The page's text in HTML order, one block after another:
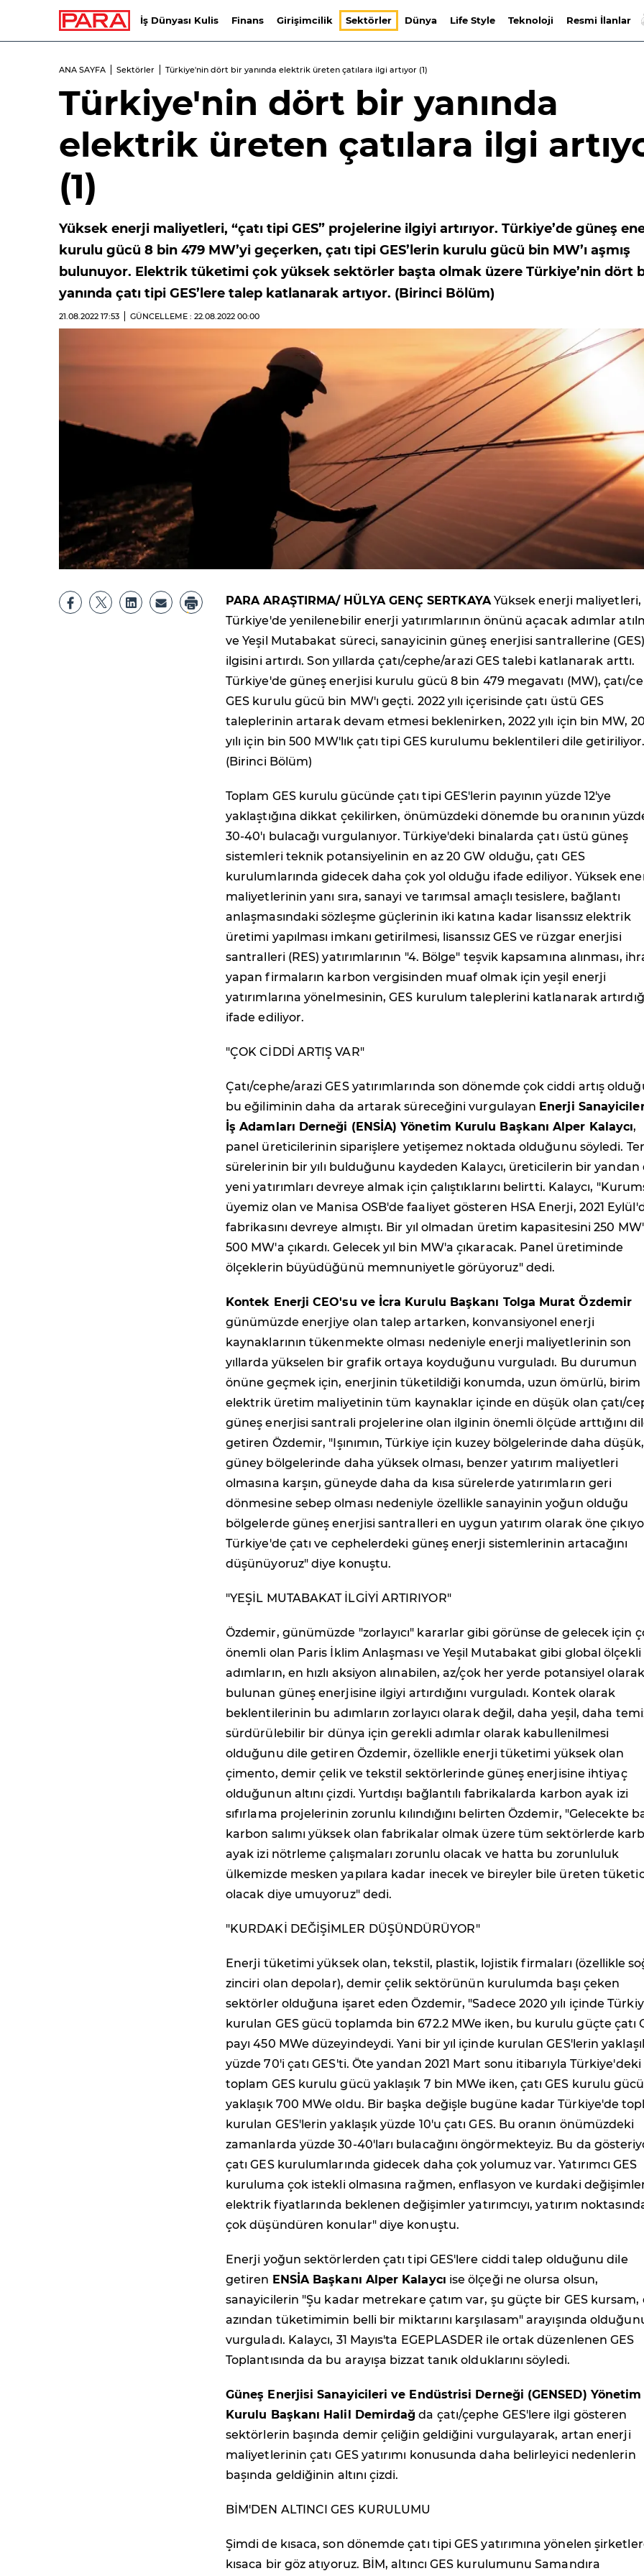
İş Dünyası Kulis Finans Girişimcilik Sektörler Dünya Life Style Teknoloji Resmi İlanlar
ANA SAYFA Sektörler Türkiye'nin dört bir yanında elektrik üreten çatılara ilgi artıyor (1)
Türkiye'nin dört bir yanında
elektrik üreten çatılara ilgi
(1)
Yüksek enerji maliyetleri, “çatı tipi GES” projelerine ilgiyi artırıyor. Türkiye’de güneş
kurulu gücü 8 bin 479 MW’yi geçerken, çatı tipi GES’lerin kurulu gücü bin MW’ı aşmış
bulunuyor. Elektrik tüketimi çok yüksek sektörler başta olmak üzere Türkiye’nin dört
yanında çatı tipi GES’lere talep katlanarak artıyor. (Birinci Bölüm)
21.08.2022 17:53 GÜNCELLEME : 22.08.2022 00:00
PARA ARAŞTIRMA/ HÜLYA GENÇ SERTKAYAYüksek enerji maliyetleri,
Türkiye'de yenilenebilir enerji yatırımlarının önünü açacak adımlar
ve Yeşil Mutabakat süreci, sanayicinin güneş enerjisi santrallerine (GES)
ilgisini artırdı. Son yıllarda çatı/cephe/arazi GES talebi katlanarak arttı.
Türkiye'de güneş enerjisi kurulu gücü 8 bin 479 megavatı (MW), çatı/
GES kurulu gücü bin MW'ı geçti. 2022 yılı içerisinde çatı üstü GES
taleplerinin artarak devam etmesi beklenirken, 2022 yılı için bin MW,
yılı için bin 500 MW'lık çatı tipi GES kurulumu beklentileri dile getiriliyor.
(Birinci Bölüm)
Toplam GES kurulu gücünde çatı tipi GES'lerin payının yüzde 12'ye
yaklaştığına dikkat çekilirken, önümüzdeki dönemde bu oranının
30-40'ı bulacağı vurgulanıyor. Türkiye'deki binalarda çatı üstü güneş
sistemleri teknik potansiyelinin en az 20 GW olduğu, çatı GES
kurulumlarında gidecek daha çok yol olduğu ifade ediliyor. Yüksek
maliyetlerinin yanı sıra, sanayi ve tarımsal amaçlı tesislere, bağlantı
anlaşmasındaki sözleşme güçlerinin iki katına kadar lisanssız elektrik
üretimi yapılması imkanı getirilmesi, lisanssız GES ve rüzgar enerjisi
santralleri (RES) yatırımlarının "4. Bölge" teşvik kapsamına alınması,
yapan firmaların karbon vergisinden muaf olmak için yeşil enerji
yatırımlarına yönelmesinin, GES kurulum taleplerini katlanarak
ifade ediliyor.
"ÇOK CİDDİ ARTIŞ VAR"
Çatı/cephe/arazi GES yatırımlarında son dönemde çok ciddi artış
bu eğiliminin daha da artarak süreceğini vurgulayan Enerji
İş Adamları Derneği (ENSİA) Yönetim Kurulu Başkanı Alper Kalaycı,
panel üreticilerinin siparişlere yetişemez noktada olduğunu söyledi.
sürelerinin bir yılı bulduğunu kaydeden Kalaycı, üreticilerin bir yandan
yeni yatırımları devreye almak için çalıştıklarını belirtti. Kalaycı,
üyemiz olan ve Manisa OSB'de faaliyet gösteren HSA Enerji, 2021
fabrikasını devreye almıştı. Bir yıl olmadan üretim kapasitesini 250
500 MW'a çıkardı. Gelecek yıl bin MW'a çıkaracak. Panel üretiminde
ölçeklerin büyüdüğünü memnuniyetle görüyoruz" dedi.
Kontek Enerji CEO'su ve İcra Kurulu Başkanı Tolga Murat Özdemir
günümüzde enerjiye olan talep artarken, konvansiyonel enerji
kaynaklarının tükenmekte olması nedeniyle enerji maliyetlerinin son
yıllarda yükselen bir grafik ortaya koyduğunu vurguladı. Bu durumun
önüne geçmek için, enerjinin tüketildiği konumda, uzun ömürlü, birim
elektrik üretim maliyetinin tüm kaynaklar içinde en düşük olan çatı/
güneş enerjisi santrali projelerine olan ilginin önemli ölçüde arttığını
getiren Özdemir, "Işınımın, Türkiye için kuzey bölgelerinde daha düşük,
güney bölgelerinde daha yüksek olması, benzer yatırım maliyetleri
olmasına karşın, güneyde daha da kısa sürelerde yatırımların geri
dönmesine sebep olması nedeniyle özellikle sanayinin yoğun olduğu
bölgelerde güneş enerjisi santralleri en uygun yatırım olarak öne
Türkiye'de çatı ve cephelerdeki güneş enerji sistemlerinin artacağını
düşünüyoruz" diye konuştu.
"YEŞİL MUTABAKAT İLGİYİ ARTIRIYOR"
Özdemir, günümüzde "zorlayıcı" kararlar gibi görünse de gelecek için
önemli olan Paris İklim Anlaşması ve Yeşil Mutabakat gibi global ölçekli
adımların, en hızlı aksiyon alınabilen, az/çok her yerde potansiyel olarak
bulunan güneş enerjisine ilgiyi artırdığını vurguladı. Kontek olarak
beklentilerinin bu adımların zorlayıcı olarak değil, daha yeşil, daha
sürdürülebilir bir dünya için gerekli adımlar olarak kabullenilmesi
olduğunu dile getiren Özdemir, özellikle enerji tüketimi yüksek olan
çimento, demir çelik ve tekstil sektörlerinde güneş enerjisine ihtiyaç
olduğunun altını çizdi. Yurtdışı bağlantılı fabrikalarda karbon ayak izi
sıfırlama projelerinin zorunlu kılındığını belirten Özdemir, "Gelecekte
karbon salımı yüksek olan fabrikalar olmak üzere tüm sektörlerde
ayak izi nötrleme çalışmaları zorunlu olacak ve hatta bu zorunluluk
ülkemizde mesken yapılara kadar inecek ve bireyler bile üreten
olacak diye umuyoruz" dedi.
"KURDAKİ DEĞİŞİMLER DÜŞÜNDÜRÜYOR"
Enerji tüketimi yüksek olan, tekstil, plastik, lojistik firmaları (özellikle
zinciri olan depolar), demir çelik sektörünün kurulumda başı çeken
sektörler olduğuna işaret eden Özdemir, "Sadece 2020 yılı içinde
kurulan GES gücü toplamda bin 672.2 MWe iken, bu kurulu güçte çatı
payı 450 MWe düzeyindeydi. Yani bir yıl içinde kurulan GES'lerin
yüzde 70'i çatı GES'ti. Öte yandan 2021 Mart sonu itibarıyla Türkiye'deki
toplam GES kurulu gücü yaklaşık 7 bin MWe iken, çatı GES kurulu gücü
yaklaşık 700 MWe oldu. Bir başka değişle bugüne kadar Türkiye'de
kurulan GES'lerin yaklaşık yüzde 10'u çatı GES. Bu oranın önümüzdeki
zamanlarda yüzde 30-40'ları bulacağını öngörmekteyiz. Bu da
çatı GES kurulumlarında gidecek daha çok yolumuz var. Yatırımcı GES
kuruluma çok istekli olmasına rağmen, enflasyon ve kurdaki
elektrik fiyatlarında beklenen değişimler yatırımcıyı, yatırım
çok düşündüren konular" diye konuştu.
Enerji yoğun sektörlerden çatı tipi GES'lere ciddi talep olduğunu dile
getiren ENSİA Başkanı Alper Kalaycı ise ölçeği ne olursa olsun,
sanayicilerin "Şu kadar metrekare çatım var, şu güçte bir GES kursam,
azından tüketimimin belli bir miktarını karşılasam" arayışında
vurguladı. Kalaycı, 31 Mayıs'ta EGEPLASDER ile ortak düzenlenen GES
Toplantısında da bu arayışa bizzat tanık olduklarını söyledi.
Güneş Enerjisi Sanayicileri ve Endüstrisi Derneği (GENSED) Yönetim
Kurulu Başkanı Halil Demirdağ da çatı/çephe GES'lere ilgi gösteren
sektörlerin başında demir çeliğin geldiğini vurgulayarak, artan enerji
maliyetlerinin çatı GES yatırımı konusunda daha belirleyici nedenlerin
başında geldiğinin altını çizdi.
BİM'DEN ALTINCI GES KURULUMU
Şimdi de kısaca, son dönemde çatı tipi GES yatırımına yönelen
kısaca bir göz atıyoruz. BİM, altıncı GES kurulumunu Samandıra